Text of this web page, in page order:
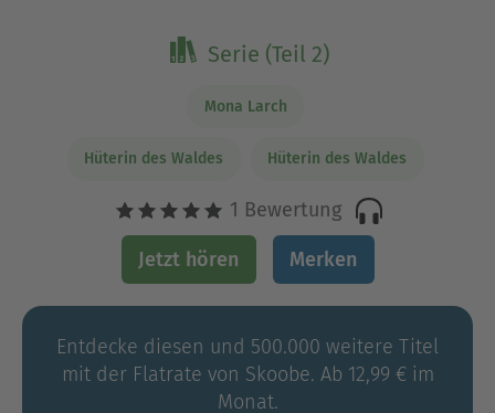
Serie (Teil 2)
Mona Larch
Hüterin des Waldes Hüterin des Waldes
1 Bewertung
Jetzt hören Merken
Entdecke diesen und 500.000 weitere Titel
mit der Flatrate von Skoobe. Ab 12,99 € im
Monat.